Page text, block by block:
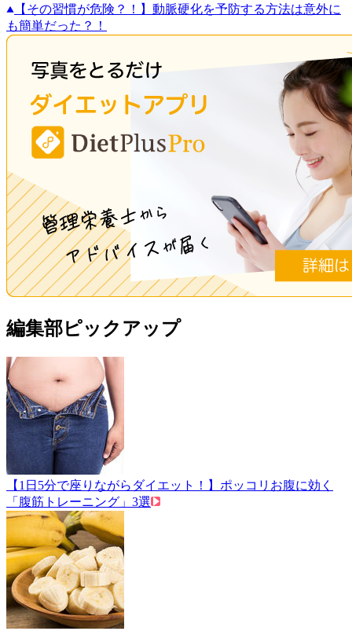
【その習慣が危険？！】動脈硬化を予防する方法は意外に
も簡単だった？！
編集部ピックアップ
【1日5分で座りながらダイエット！】ポッコリお腹に効く
「腹筋トレーニング」3選